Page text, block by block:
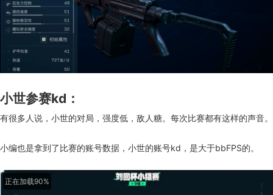
小世参赛kd：
有很多人说，小世的对局，强度低，敌人糖。每次比赛都有这样的声音。
小编也是拿到了比赛的账号数据，小世的账号kd，是大于bbFPS的。